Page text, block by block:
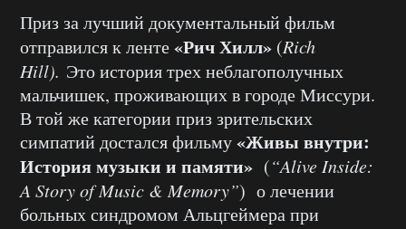
Приз за лучший документальный фильм
отправился к ленте«Рич Хилл» (Rich
Hill). Это история трех неблагополучных
мальчишек, проживающих в городе Миссури.
В той же категории приз зрительских
симпатий достался фильму«Живы внутри:
История музыки и памяти» (“Alive Inside:
A Story of Music & Memory”) о лечении
больных синдромом Альцгеймера при